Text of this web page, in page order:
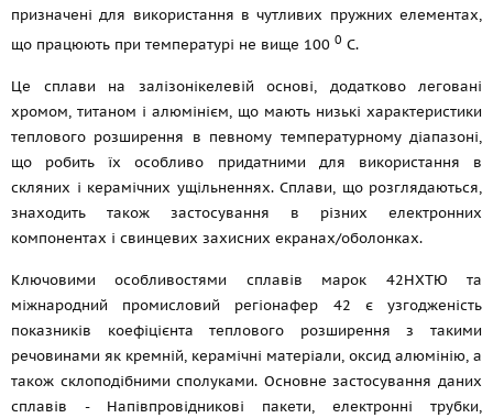
призначені для використання в чутливих пружних елементах,
що працюють при температурі не вище 100 0 С.
Це сплави на залізонікелевій основі, додатково леговані
хромом, титаном і алюмінієм, що мають низькі характеристики
теплового розширення в певному температурному діапазоні,
що робить їх особливо придатними для використання в
скляних і керамічних ущільненнях. Сплави, що розглядаються,
знаходить також застосування в різних електронних
компонентах і свинцевих захисних екранах/оболонках.
Ключовими особливостями сплавів марок 42НХТЮ та
міжнародний промисловий регіонафер 42 є узгодженість
показників коефіцієнта теплового розширення з такими
речовинами як кремній, керамічні матеріали, оксид алюмінію, а
також склоподібними сполуками. Основне застосування даних
сплавів - Напівпровідникові пакети, електронні трубки,